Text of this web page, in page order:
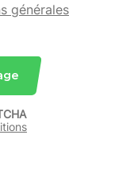
générales